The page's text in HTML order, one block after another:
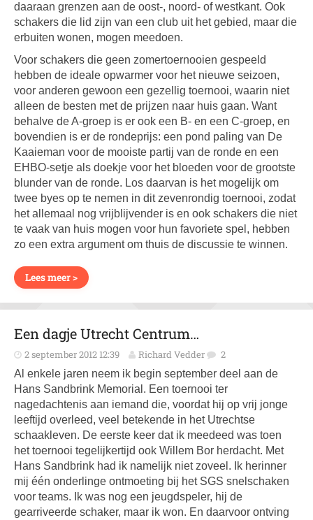
daaraan grenzen aan de oost-, noord- of westkant. Ook
schakers die lid zijn van een club uit het gebied, maar die
erbuiten wonen, mogen meedoen.
Voor schakers die geen zomertoernooien gespeeld
hebben de ideale opwarmer voor het nieuwe seizoen,
voor anderen gewoon een gezellig toernooi, waarin niet
alleen de besten met de prijzen naar huis gaan. Want
behalve de A-groep is er ook een B- en een C-groep, en
bovendien is er de rondeprijs: een pond paling van De
Kaaieman voor de mooiste partij van de ronde en een
EHBO-setje als doekje voor het bloeden voor de grootste
blunder van de ronde. Los daarvan is het mogelijk om
twee byes op te nemen in dit zevenrondig toernooi, zodat
het allemaal nog vrijblijvender is en ook schakers die niet
te vaak van huis mogen voor hun favoriete spel, hebben
zo een extra argument om thuis de discussie te winnen.
Lees meer >
Een dagje Utrecht Centrum…
2 september 2012 12:39 Richard Vedder 2
Al enkele jaren neem ik begin september deel aan de
Hans Sandbrink Memorial. Een toernooi ter
nagedachtenis aan iemand die, voordat hij op vrij jonge
leeftijd overleed, veel betekende in het Utrechtse
schaakleven. De eerste keer dat ik meedeed was toen
het toernooi tegelijkertijd ook Willem Bor herdacht. Met
Hans Sandbrink had ik namelijk niet zoveel. Ik herinner
mij één onderlinge ontmoeting bij het SGS snelschaken
voor teams. Ik was nog een jeugdspeler, hij de
gearriveerde schaker, maar ik won. En daarvoor ontving